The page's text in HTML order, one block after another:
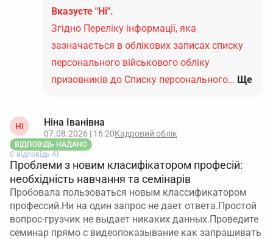
Вказуєте "Ні".
Згідно Переліку інформації, яка
зазначається в облікових записах списку
персонального військового обліку
призовників до Списку персонального… Ще
НІ Ніна Іванівна
07.08.2026 | 16:20Кадровий облік
ВІДПОВІДЬ НАДАНО
Є відповідь АІ
Проблеми з новим класифікатором професій:
необхідність навчання та семінарів
Пробовала пользоваться новым классификатором
профессий.Ни на один запрос не дает ответа.Простой
вопрос-грузчик не выдает никаких данных.Проведите
семинар прямо с видеопоказывание как запрашивать